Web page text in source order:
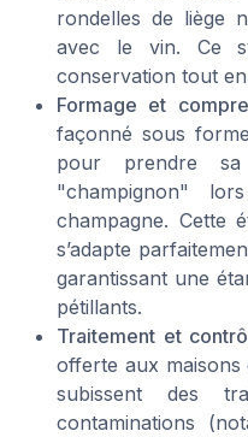
rondelles de liège
avec le vin. Ce
conservation tout
Formage et
façonné sous
pour prendre sa
"champignon"
champagne. Cette
s’adapte
garantissant une
pétillants.
Traitement et
offerte aux
subissent des
contaminations